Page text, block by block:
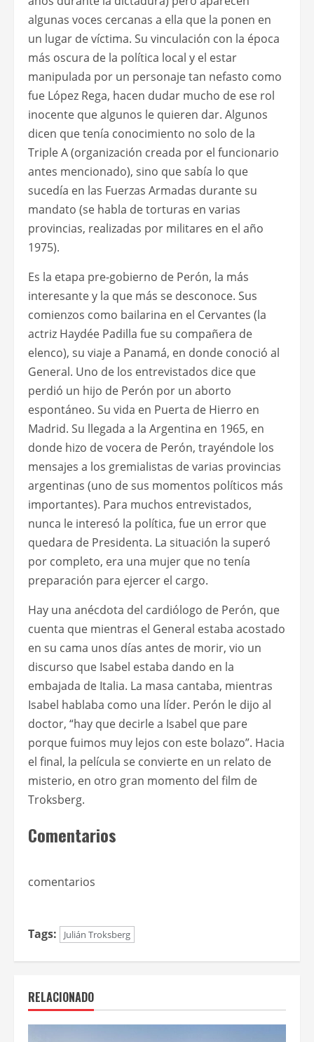
algunas voces cercanas a ella que la ponen en
un lugar de víctima. Su vinculación con la época
más oscura de la política local y el estar
manipulada por un personaje tan nefasto como
fue López Rega, hacen dudar mucho de ese rol
inocente que algunos le quieren dar. Algunos
dicen que tenía conocimiento no solo de la
Triple A (organización creada por el funcionario
antes mencionado), sino que sabía lo que
sucedía en las Fuerzas Armadas durante su
mandato (se habla de torturas en varias
provincias, realizadas por militares en el año
1975).
Es la etapa pre-gobierno de Perón, la más
interesante y la que más se desconoce. Sus
comienzos como bailarina en el Cervantes (la
actriz Haydée Padilla fue su compañera de
elenco), su viaje a Panamá, en donde conoció al
General. Uno de los entrevistados dice que
perdió un hijo de Perón por un aborto
espontáneo. Su vida en Puerta de Hierro en
Madrid. Su llegada a la Argentina en 1965, en
donde hizo de vocera de Perón, trayéndole los
mensajes a los gremialistas de varias provincias
argentinas (uno de sus momentos políticos más
importantes). Para muchos entrevistados,
nunca le interesó la política, fue un error que
quedara de Presidenta. La situación la superó
por completo, era una mujer que no tenía
preparación para ejercer el cargo.
Hay una anécdota del cardiólogo de Perón, que
cuenta que mientras el General estaba acostado
en su cama unos días antes de morir, vio un
discurso que Isabel estaba dando en la
embajada de Italia. La masa cantaba, mientras
Isabel hablaba como una líder. Perón le dijo al
doctor, “hay que decirle a Isabel que pare
porque fuimos muy lejos con este bolazo”. Hacia
el final, la película se convierte en un relato de
misterio, en otro gran momento del film de
Troksberg.
Comentarios
comentarios
Tags: Julián Troksberg
RELACIONADO